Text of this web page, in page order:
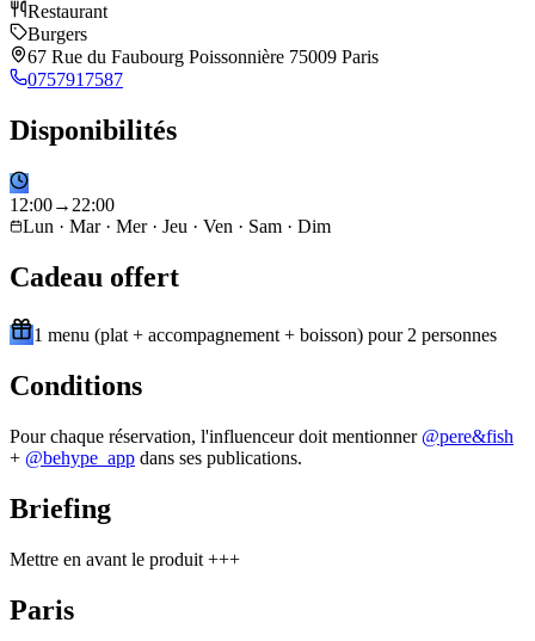
Restaurant
Burgers
67 Rue du Faubourg Poissonnière 75009 Paris
0757917587
Disponibilités
12:00→ 22:00
Lun · Mar · Mer · Jeu · Ven · Sam · Dim
Cadeau offert
1 menu (plat + accompagnement + boisson) pour 2 personnes
Conditions
Pour chaque réservation, l'influenceur doit mentionner @pere&fish
+ @behype_app dans ses publications.
Briefing
Mettre en avant le produit +++
Paris